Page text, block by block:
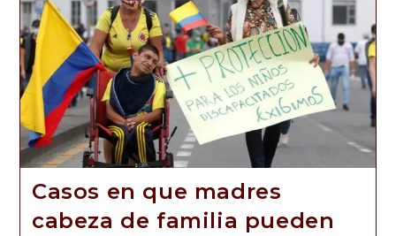
Casos en que madres
cabeza de familia pueden